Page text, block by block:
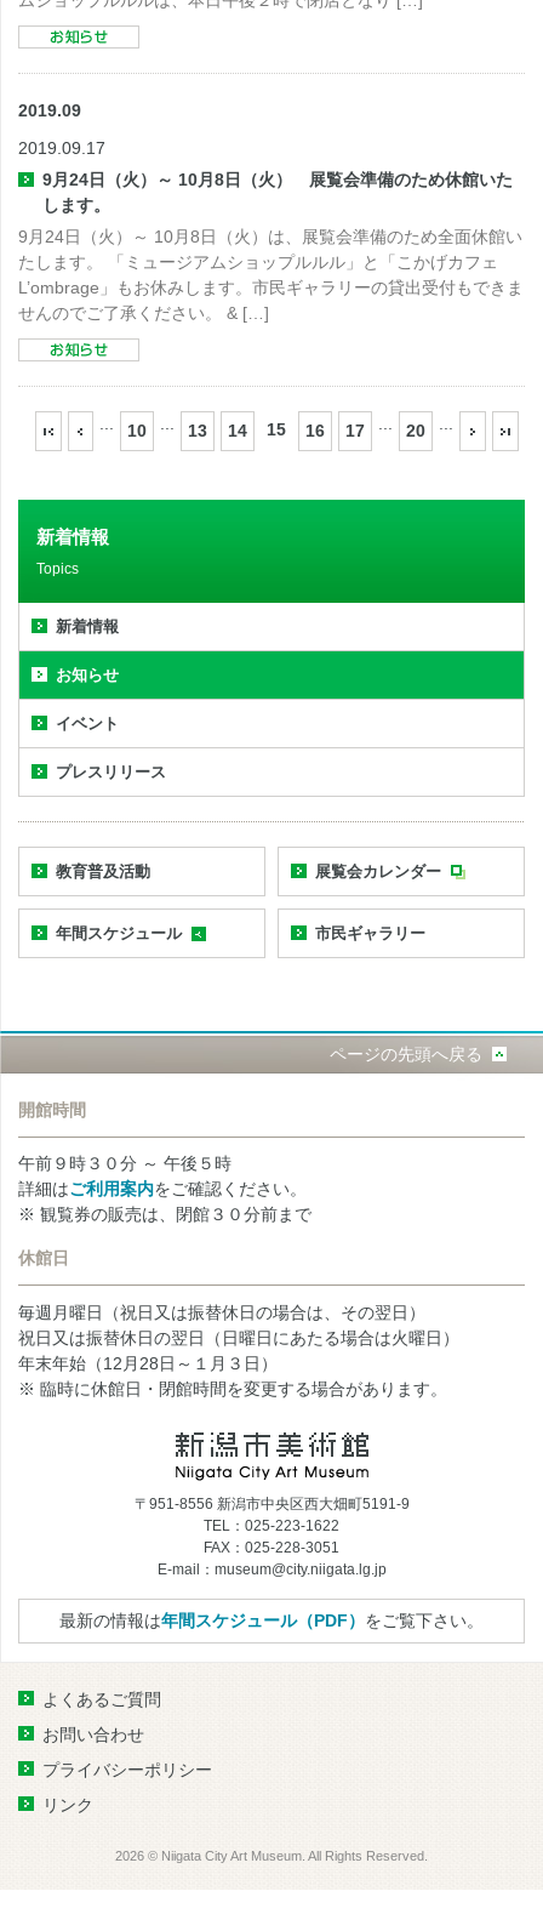
2019.09
2019.09.17
9月24日（火）～ 10月8日（火） 展覧会準備のため休館いた
します。
9月24日（火）～ 10月8日（火）は、展覧会準備のため全面休館い
たします。 「ミュージアムショップルルル」と「こかげカフェ
L’ombrage」もお休みします。市民ギャラリーの貸出受付もできま
せんのでご了承ください。 & […]
10 13 14 15 16 17 20
新着情報
Topics
新着情報
お知らせ
イベント
プレスリリース
教育普及活動 展覧会カレンダー
年間スケジュール 市民ギャラリー
ページの先頭へ戻る
開館時間
午前９時３０分 ～ 午後５時
詳細はご利用案内をご確認ください。
※ 観覧券の販売は、閉館３０分前まで
休館日
毎週月曜日（祝日又は振替休日の場合は、その翌日）
祝日又は振替休日の翌日（日曜日にあたる場合は火曜日）
年末年始（12月28日～１月３日）
※ 臨時に休館日・閉館時間を変更する場合があります。
〒951-8556 新潟市中央区西大畑町5191-9
TEL：025-223-1622
FAX：025-228-3051
E-mail：museum@city.niigata.lg.jp
最新の情報は年間スケジュール（PDF） をご覧下さい。
よくあるご質問
お問い合わせ
プライバシーポリシー
リンク
2026 © Niigata City Art Museum. All Rights Reserved.